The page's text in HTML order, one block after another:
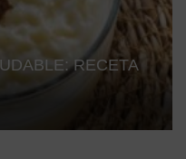
RECETA